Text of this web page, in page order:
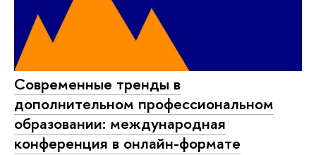
Современные тренды в
дополнительном профессиональном
образовании: международная
конференция в онлайн-формате